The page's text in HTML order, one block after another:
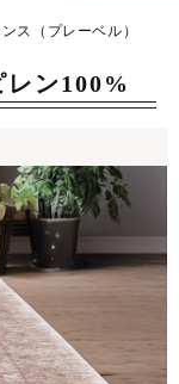
ス（プレーベル）
レン100%